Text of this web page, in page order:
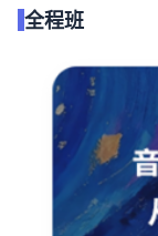
全程班